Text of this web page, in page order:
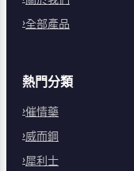
全部產品
熱門分類
催情藥
威而鋼
犀利士